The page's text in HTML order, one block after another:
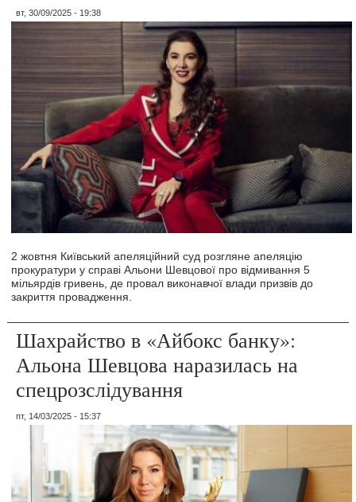
вт, 30/09/2025 - 19:38
2 жовтня Київський апеляційний суд розгляне апеляцію
прокуратури у справі Альони Шевцової про відмивання 5
мільярдів гривень, де провал виконавчої влади призвів до
закриття провадження.
Шахрайство в «Айбокс банку»:
Альона Шевцова наразилась на
спецрозслідування
пт, 14/03/2025 - 15:37